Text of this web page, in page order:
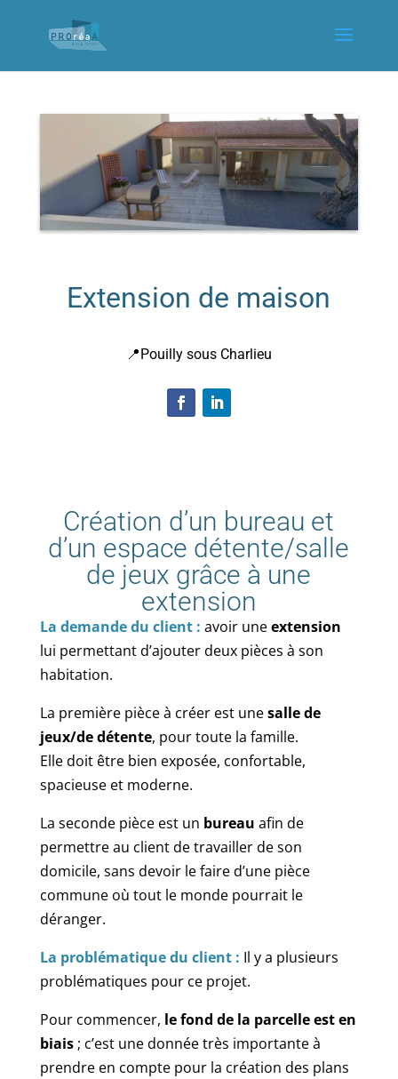
Extension de maison
📍Pouilly sous Charlieu
Création d’un bureau et
d’un espace détente/salle
de jeux grâce à une
extension
La demande du client : avoir uneextension
lui permettant d’ajouter deux pièces à son
habitation.
La première pièce à créer est unesalle de
jeux/de détente, pour toute la famille.
Elle doit être bien exposée, confortable,
spacieuse et moderne.
La seconde pièce est un bureau afin de
permettre au client de travailler de son
domicile, sans devoir le faire d’une pièce
commune où tout le monde pourrait le
déranger.
La problématique du client : Il y a plusieurs
problématiques pour ce projet.
Pour commencer, le fond de la parcelle est en
biais; c’est une donnée très importante à
prendre en compte pour la création des plans